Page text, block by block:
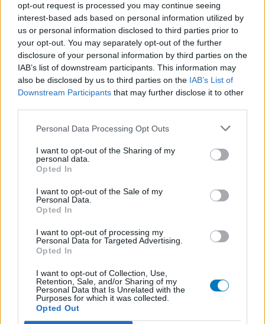
opt-out request is processed you may continue seeing
interest-based ads based on personal information utilized by
us or personal information disclosed to third parties prior to
your opt-out. You may separately opt-out of the further
disclosure of your personal information by third parties on the
IAB’s list of downstream participants. This information may
also be disclosed by us to third parties on the IAB’s List of
Downstream Participants that may further disclose it to other
Personal Data Processing Opt Outs
I want to opt-out of the Sharing of my
personal data.
Opted In
I want to opt-out of the Sale of my
Personal Data.
Opted In
I want to opt-out of processing my
Personal Data for Targeted Advertising.
Opted In
I want to opt-out of Collection, Use,
Retention, Sale, and/or Sharing of my
Personal Data that Is Unrelated with the
Purposes for which it was collected.
Opted Out
Depressie - antidepressiva TCA
Efexor (665)
Depressie - antidepressiva overig
Ethinylestradiol / Levonorgestrel (656)
Anticonceptie - eenfase
Seroquel (647)
Depressie - antidepressiva SSRI
Amoxicilline (646)
Antibiotica - penicillines breedspectrum
Verslavingsziekten
Metformine (620)
Implanon (hormoonimplantaat) (584)
Anticonceptie - overig
Lexapro (509)
Depressie - antidepressiva SSRI
Concerta (503)
ADHD - psychostimulantia